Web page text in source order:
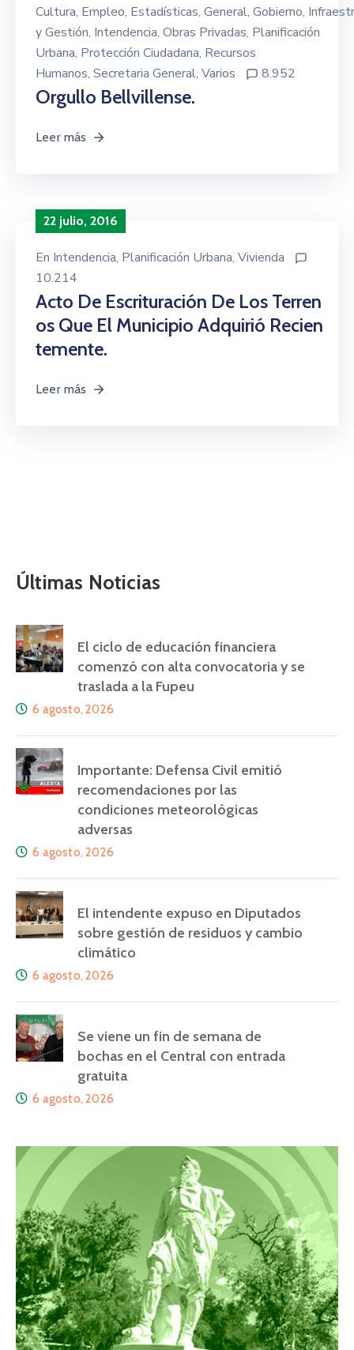
Cultura‚ Empleo‚ Estadísticas‚ General‚ Gobierno‚
y Gestión‚ Intendencia‚ Obras Privadas‚ Planificación
Urbana‚ Protección Ciudadana‚ Recursos
Humanos‚ Secretaria General‚ Varios 8.952
Orgullo Bellvillense.
Leer más
22 julio, 2016
En Intendencia‚ Planificación Urbana‚ Vivienda
10.214
Acto De Escrituración De Los Terren
Os Que El Municipio Adquirió Recien
Temente.
Leer más
Últimas Noticias
El ciclo de educación financiera
comenzó con alta convocatoria y se
traslada a la Fupeu
6 agosto, 2026
Importante: Defensa Civil emitió
recomendaciones por las
condiciones meteorológicas
adversas
6 agosto, 2026
El intendente expuso en Diputados
sobre gestión de residuos y cambio
climático
6 agosto, 2026
Se viene un fin de semana de
bochas en el Central con entrada
gratuita
6 agosto, 2026